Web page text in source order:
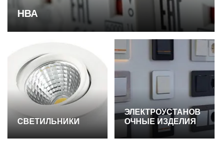
НВА
СВЕТИЛЬНИКИ
ЭЛЕКТРОУСТАНОВ
ОЧНЫЕ ИЗДЕЛИЯ